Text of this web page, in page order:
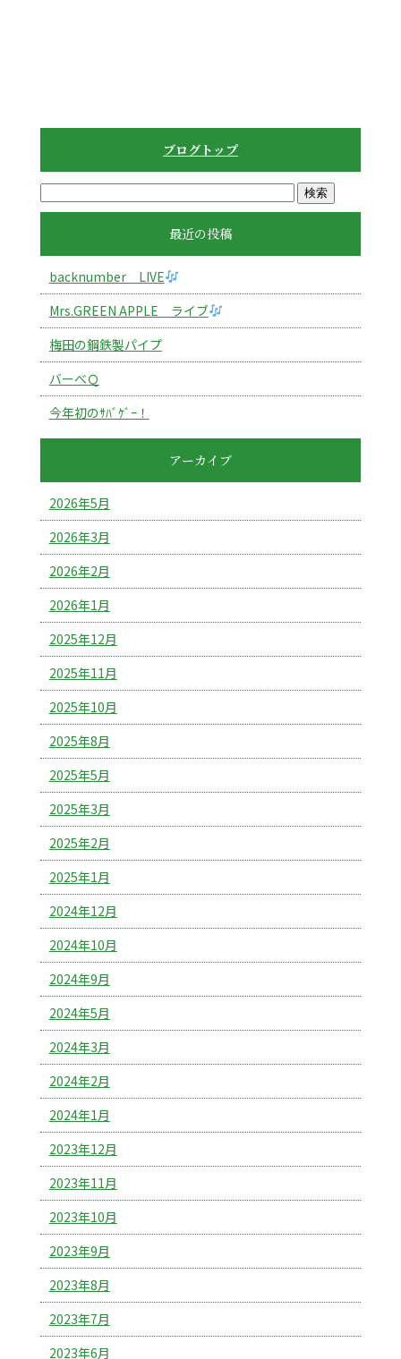
ブログトップ
最近の投稿
backnumber LIVE
Mrs.GREEN APPLE ライブ
梅田の鋼鉄製パイプ
バーべＱ
今年初のｻﾊﾞｹﾞｰ！
アーカイブ
2026年5月
2026年3月
2026年2月
2026年1月
2025年12月
2025年11月
2025年10月
2025年8月
2025年5月
2025年3月
2025年2月
2025年1月
2024年12月
2024年10月
2024年9月
2024年5月
2024年3月
2024年2月
2024年1月
2023年12月
2023年11月
2023年10月
2023年9月
2023年8月
2023年7月
2023年6月